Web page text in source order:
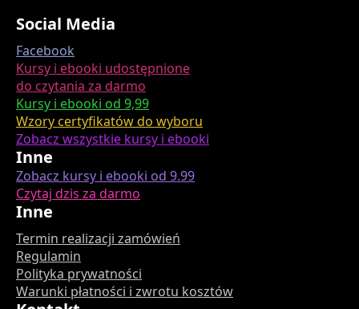
Social Media
Facebook
Kursy i ebooki udostępnione
do czytania za darmo
Kursy i ebooki od 9,99
Wzory certyfikatów do wyboru
Zobacz wszystkie kursy i ebooki
Inne
Zobacz kursy i ebooki od 9.99
Czytaj dzis za darmo
Inne
Termin realizacji zamówień
Regulamin
Polityka prywatności
Warunki płatności i zwrotu kosztów